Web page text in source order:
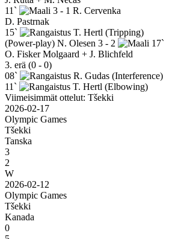
11`
3 - 1 R. Cervenka
D. Pastrnak
15`
T. Hertl (Tripping)
(Power-play) N. Olesen 3 - 2
17`
O. Fisker Molgaard + J. Blichfeld
3. erä (0 - 0)
08`
R. Gudas (Interference)
11`
T. Hertl (Elbowing)
Viimeisimmät ottelut: Tšekki
2026-02-17
Olympic Games
Tšekki
Tanska
3
2
W
2026-02-12
Olympic Games
Tšekki
Kanada
0